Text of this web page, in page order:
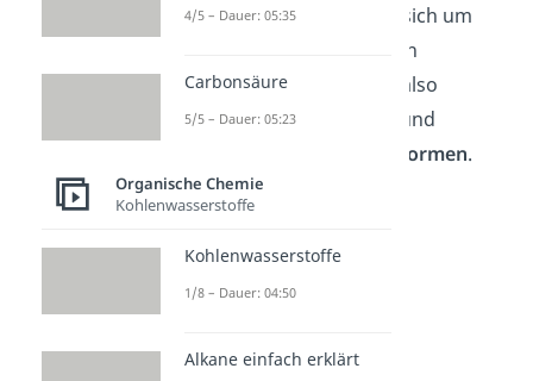
kannst. Dabei handelt es sich um
. Durch
Wärmezufuhr kannst du also
Polystyrol aufschmelzen und
verformen.
4/5 – Dauer: 05:35
Carbonsäure
5/5 – Dauer: 05:23
Organische Chemie
Kohlenwasserstoffe
Kohlenwasserstoffe
1/8 – Dauer: 04:50
Alkane einfach erklärt